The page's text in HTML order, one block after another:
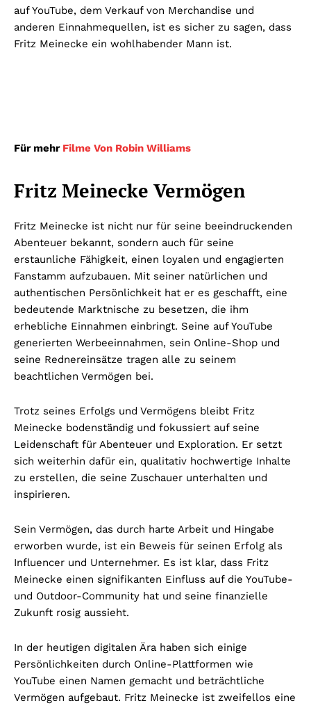
auf YouTube, dem Verkauf von Merchandise und
anderen Einnahmequellen, ist es sicher zu sagen, dass
Fritz Meinecke ein wohlhabender Mann ist.
Für mehr Filme Von Robin Williams
Fritz Meinecke Vermögen
Fritz Meinecke ist nicht nur für seine beeindruckenden
Abenteuer bekannt, sondern auch für seine
erstaunliche Fähigkeit, einen loyalen und engagierten
Fanstamm aufzubauen. Mit seiner natürlichen und
authentischen Persönlichkeit hat er es geschafft, eine
bedeutende Marktnische zu besetzen, die ihm
erhebliche Einnahmen einbringt. Seine auf YouTube
generierten Werbeeinnahmen, sein Online-Shop und
seine Rednereinsätze tragen alle zu seinem
beachtlichen Vermögen bei.
Trotz seines Erfolgs und Vermögens bleibt Fritz
Meinecke bodenständig und fokussiert auf seine
Leidenschaft für Abenteuer und Exploration. Er setzt
sich weiterhin dafür ein, qualitativ hochwertige Inhalte
zu erstellen, die seine Zuschauer unterhalten und
inspirieren.
Sein Vermögen, das durch harte Arbeit und Hingabe
erworben wurde, ist ein Beweis für seinen Erfolg als
Influencer und Unternehmer. Es ist klar, dass Fritz
Meinecke einen signifikanten Einfluss auf die YouTube-
und Outdoor-Community hat und seine finanzielle
Zukunft rosig aussieht.
In der heutigen digitalen Ära haben sich einige
Persönlichkeiten durch Online-Plattformen wie
YouTube einen Namen gemacht und beträchtliche
Vermögen aufgebaut. Fritz Meinecke ist zweifellos eine